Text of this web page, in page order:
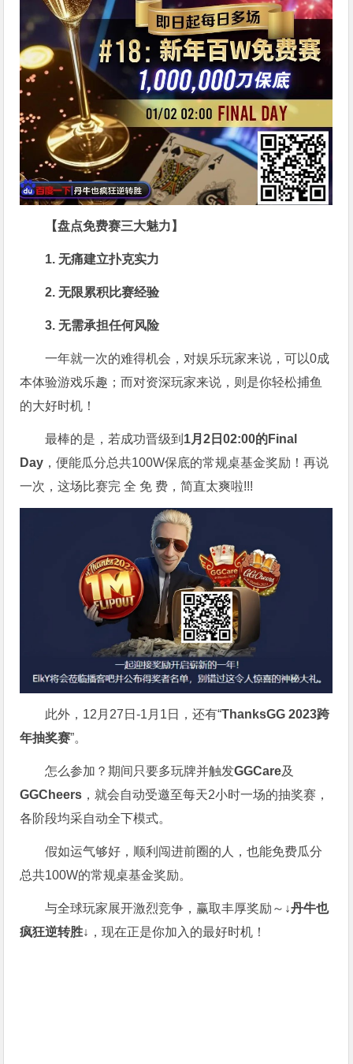
【盘点免费赛三大魅力】
1. 无痛建立扑克实力
2. 无限累积比赛经验
3. 无需承担任何风险
一年就一次的难得机会，对娱乐玩家来说，可以0成
本体验游戏乐趣；而对资深玩家来说，则是你轻松捕鱼
的大好时机！
最棒的是，若成功晋级到 1月2日02:00的Final
Day ，便能瓜分总共100W保底的常规桌基金奖励！再说
一次，这场比赛完 全 免 费，简直太爽啦!!!
此外，12月27日-1月1日，还有“ThanksGG 2023跨
年抽奖赛”。
怎么参加？期间只要多玩牌并触发GGCare及
GGCheers ，就会自动受邀至每天2小时一场的抽奖赛，
各阶段均采自动全下模式。
假如运气够好，顺利闯进前圈的人，也能免费瓜分
总共100W的常规桌基金奖励。
与全球玩家展开激烈竞争，赢取丰厚奖励～ ↓丹牛也
疯狂逆转胜↓ ，现在正是你加入的最好时机！